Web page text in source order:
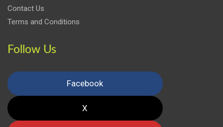
Contact Us
Terms and Conditions
Follow Us
Facebook
X